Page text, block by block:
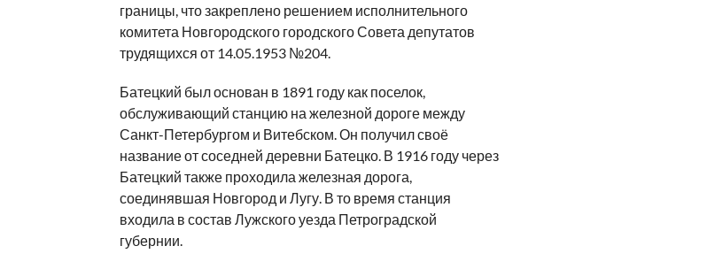
границы, что закреплено решением исполнительного
комитета Новгородского городского Совета депутатов
трудящихся от 14.05.1953 №204.
Батецкий был основан в 1891 году как поселок,
обслуживающий станцию на железной дороге между
Санкт-Петербургом и Витебском. Он получил своё
название от соседней деревни Батецко. В 1916 году через
Батецкий также проходила железная дорога,
соединявшая Новгород и Лугу. В то время станция
входила в состав Лужского уезда Петроградской
губернии.